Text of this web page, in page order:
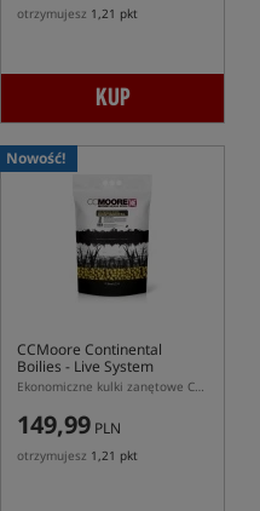
otrzymujesz 1,21 pkt
KUP
Nowość!
CCMoore Continental
Boilies - Live System
Ekonomiczne kulki zanętowe CCMoore Continental Live System
149,99 PLN
otrzymujesz 1,21 pkt